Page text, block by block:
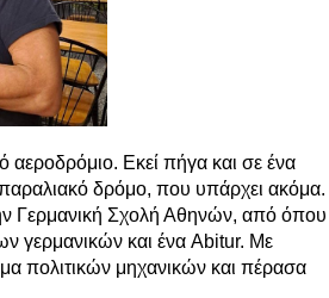
αεροδρόμιο. Εκεί πήγα και σε ένα
δρόμο, που υπάρχει ακόμα.
Γερμανική Σχολή Αθηνών, από όπου
γερμανικών και ένα Abitur. Με
πολιτικών μηχανικών και πέρασα